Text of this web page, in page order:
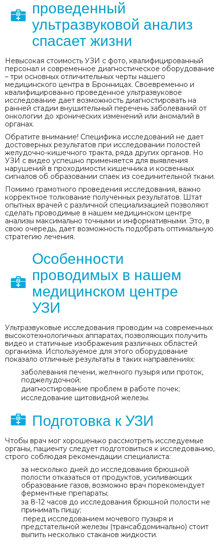
проведенный
ультразвуковой анализ
спасает жизни
Невысокая стоимость УЗИ с фото, квалифицированный
персонал и современное диагностическое оборудование
– три основных отличительных черты нашего
медицинского центра в Бронницах. Своевременно и
квалифицированно проведенное ультразвуковое
исследование дает возможность диагностировать на
ранней стадии внушительный перечень заболеваний от
онкологии до хронических изменений или аномалий в
органах.
Обратите внимание! Специфика исследований не дает
достоверных результатов при исследовании полостей
желудочно-кишечного тракта, ряда других органов. Но
УЗИ с видео успешно применяется для выявления
нарушений в проходимости кишечника и косвенных
сигналов об образовании спаек из соединительной ткани.
Помимо грамотного проведения исследования, важно
корректное толкование полученных результатов. Штат
опытных врачей с различной специализацией позволяют
сделать проводимые в нашем медицинском центре
анализы максимально точными и информативными. Это, в
свою очередь, дает возможность подобрать оптимальную
стратегию лечения.
Особенности
проводимых в нашем
медицинском центре
УЗИ
Ультразвуковые исследования проводим на современных
высокотехнологичных аппаратах, позволяющих получить
видео и статичные изображения различных областей
организма. Используемое для этого оборудование
показало отличные результаты в таких направлениях:
заболевания печени, желчного пузыря или проток,
поджелудочной;
диагностирование проблем в работе почек;
исследование щитовидной железы.
Подготовка к УЗИ
Чтобы врач мог хорошенько рассмотреть исследуемые
органы, пациенту следует подготовиться к исследованию,
строго соблюдая рекомендации специалиста:
за несколько дней до исследования брюшной
полости отказаться от продуктов, усиливающих
образование газов, возможно врач порекомендует
ферментные препараты;
за 8-12 часов до исследования брюшной полости не
принимать пищу;
перед исследованием мочевого пузыря и
предстательной железы (трансабдоминально) стоит
выпить несколько стаканов жидкости.